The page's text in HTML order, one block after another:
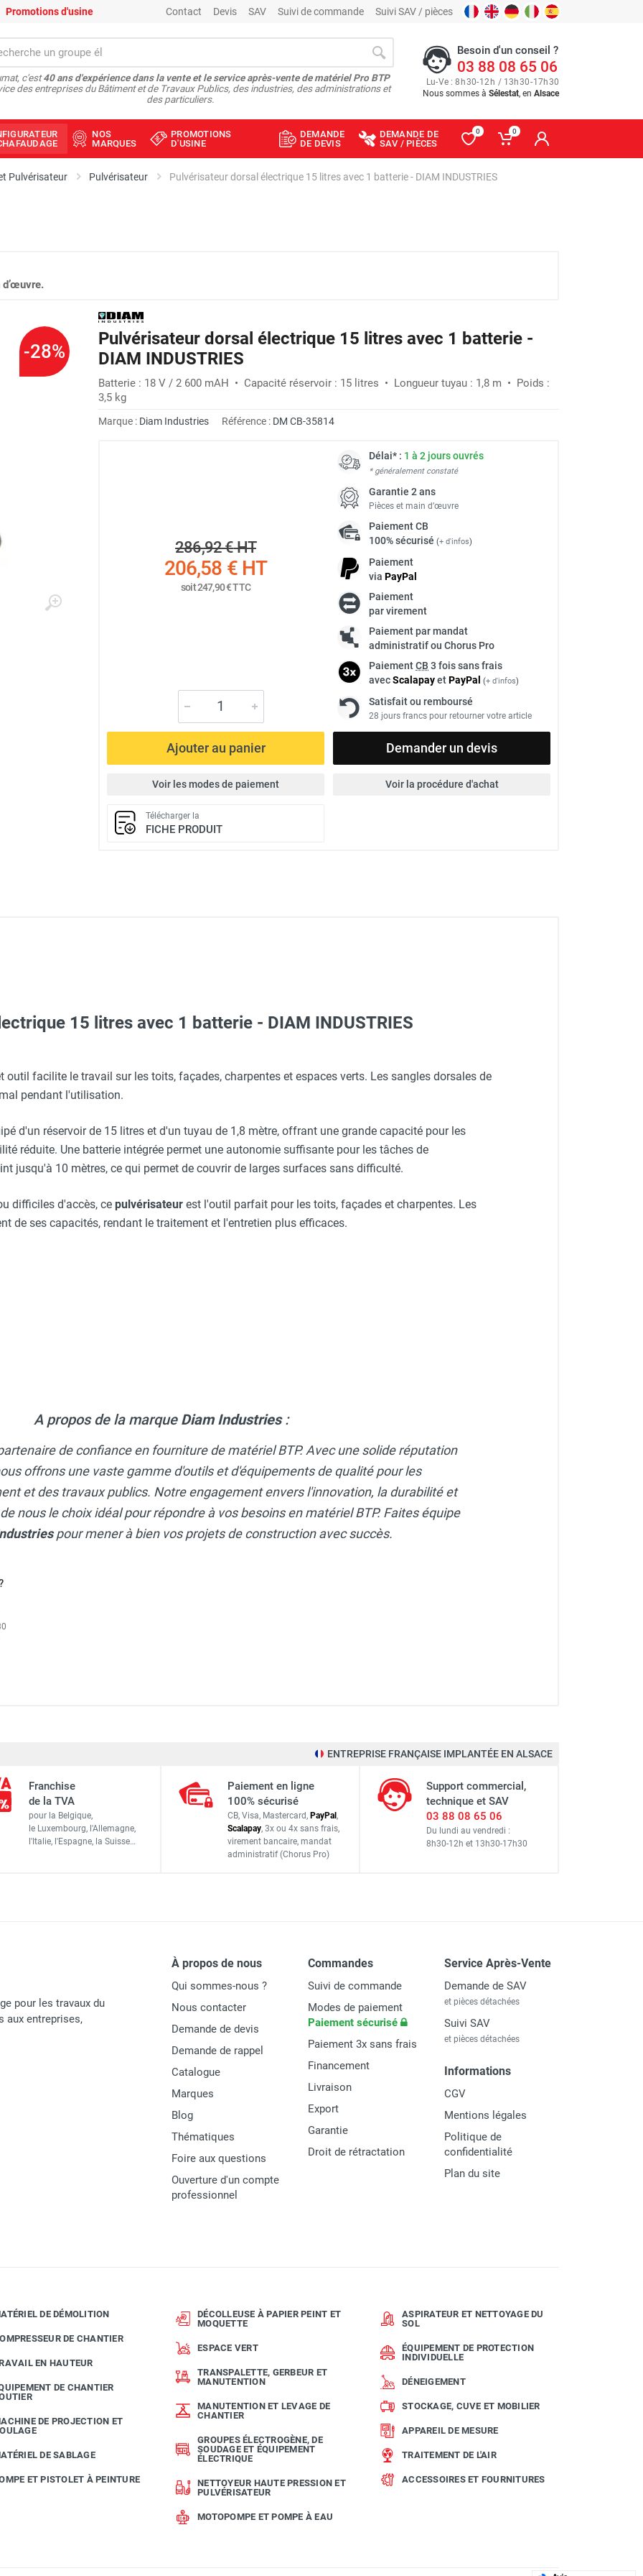
Promotions d'usine Contact Devis SAV Suivi de commande Suivi SAV / pièces
c'est40 ans d'expérience dans la vente et le service après-vente de matériel Pro BTP
des entreprises du Bâtiment et de Travaux Publics, des industries, des administrations et
des particuliers.
Besoin d'un conseil ?
03 88 08 65 06
Lu-Ve : 8h30-12h / 13h30-17h30
Nous sommes à Sélestat, en Alsace
NOS
MARQUES
PROMOTIONS
D'USINE
DEMANDE
DE DEVIS
DEMANDE DE
SAV / PIÈCES
0 0
Pulvérisateur Pulvérisateur Pulvérisateur dorsal électrique 15 litres avec 1 batterie - DIAM INDUSTRIES
-28% -28%
Pulvérisateur dorsal électrique 15 litres avec 1 batterie -
DIAM INDUSTRIES
Batterie : 18 V / 2 600 mAH • Capacité réservoir : 15 litres • Longueur tuyau : 1,8 m • Poids :
3,5 kg
Marque : Diam Industries Référence : DM CB-35814
286,92 €HT
206,58 €HT
soit247,90 €TTC
Délai* : 1 à 2 jours ouvrés
* généralement constaté
Garantie 2 ans
Pièces et main d’œuvre
PaiementCB
100% sécurisé (+ d'infos)
Paiement
via PayPal
Paiement
par virement
Paiement par mandat
administratif ou Chorus Pro
PaiementCB 3 fois sans frais
avecScalapayetPayPal (+ d'infos)
Satisfait ou remboursé
28 jours francs pour retourner votre article
Ajouter au panier Demander un devis
Voir les modes de paiement Voir la procédure d'achat
Télécharger la
FICHE PRODUIT
à percussion à eau et à sec CB-S30F - DIAM INDUSTRIES
flexible portative EDS125 - Ø 125 mm - DIAM INDUSTRIES
sur bâti - DIAM INDUSTRIES
à percussion à sec CB-S22F - DIAM INDUSTRIES
XXL - HUSQVARNA
protège-menton Smartguard PE 10H - HUSQVARNA
tête réglable - HUSQVARNA
15 litres avec 1 batterie - DIAM INDUSTRIES
outil facilite le travail sur les toits, façades, charpentes et espaces verts. Les sangles dorsales de
pendant l'utilisation.
d'un réservoir de 15 litres et d'un tuyau de 1,8 mètre, offrant une grande capacité pour les
réduite. Une batterie intégrée permet une autonomie suffisante pour les tâches de
jusqu'à 10 mètres, ce qui permet de couvrir de larges surfaces sans difficulté.
difficiles d'accès, ce pulvérisateur est l'outil parfait pour les toits, façades et charpentes. Les
de ses capacités, rendant le traitement et l'entretien plus efficaces.
A propos de la marque Diam Industries:
de confiance en fourniture de matériel BTP. Avec une solide réputation
offrons une vaste gamme d'outils et d'équipements de qualité pour les
et des travaux publics. Notre engagement envers l'innovation, la durabilité et
nous le choix idéal pour répondre à vos besoins en matériel BTP. Faites équipe
pour mener à bien vos projets de construction avec succès.
15 litres
1,8 mètre
360 x 220 x 550 mm
Garantie 2 ans
ENTREPRISE FRANÇAISE IMPLANTÉE EN ALSACE
Franchise
de la TVA
pour la Belgique,
le Luxembourg, l'Allemagne,
l'Italie, l'Espagne, la Suisse…
Paiement en ligne
100% sécurisé
CB, Visa, Mastercard, PayPal,
Scalapay, 3x ou 4x sans frais,
virement bancaire, mandat
administratif (Chorus Pro)
Support commercial,
technique et SAV
03 88 08 65 06
Du lundi au vendredi :
8h30-12h et 13h30-17h30
pour les travaux du
aux entreprises,
À propos de nous
Qui sommes-nous ?
Nous contacter
Demande de devis
Demande de rappel
Catalogue
Marques
Blog
Thématiques
Foire aux questions
Ouverture d'un compte
professionnel
Commandes
Suivi de commande
Modes de paiement
Paiement sécurisé
Paiement 3x sans frais
Financement
Livraison
Export
Garantie
Droit de rétractation
Service Après-Vente
Demande de SAV
et pièces détachées
Suivi SAV
et pièces détachées
Informations
CGV
Mentions légales
Politique de
confidentialité
Plan du site
DE DÉMOLITION
DE CHANTIER
EN HAUTEUR
DE CHANTIER
DE PROJECTION ET
DE SABLAGE
ET PISTOLET À PEINTURE
DÉCOLLEUSE À PAPIER PEINT ET
MOQUETTE
ESPACE VERT
TRANSPALETTE, GERBEUR ET
MANUTENTION
MANUTENTION ET LEVAGE DE
CHANTIER
GROUPES ÉLECTROGÈNE, DE
SOUDAGE ET ÉQUIPEMENT
ÉLECTRIQUE
NETTOYEUR HAUTE PRESSION ET
PULVÉRISATEUR
MOTOPOMPE ET POMPE À EAU
ASPIRATEUR ET NETTOYAGE DU
SOL
ÉQUIPEMENT DE PROTECTION
INDIVIDUELLE
DÉNEIGEMENT
STOCKAGE, CUVE ET MOBILIER
APPAREIL DE MESURE
TRAITEMENT DE L'AIR
ACCESSOIRES ET FOURNITURES